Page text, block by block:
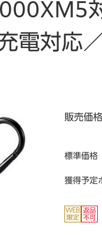
電対
販売価格
標準価格
獲得予定